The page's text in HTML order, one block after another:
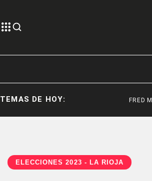
TEMAS DE HOY: FRED MACHADO
ELECCIONES 2023 - LA RIOJA